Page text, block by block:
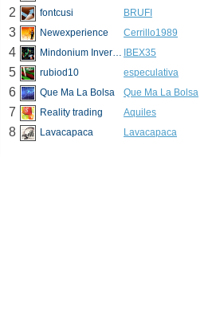
2 fontcusi BRUFI
3 Newexperience Cerrillo1989
4 Mindonium Inversions IBEX35
5 rubiod10 especulativa
6 Que Ma La Bolsa Que Ma La Bolsa
7 Reality trading Aquiles
8 Lavacapaca Lavacapaca